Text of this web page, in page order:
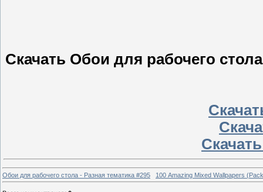
Скачать Обои для рабочего
Обои для рабочего стола - Разная тематика #295 100 Amazing Mixed Wallpapers